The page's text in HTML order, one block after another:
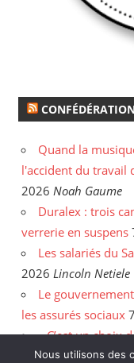
Quand la
l'accident du travail
2026 Noah Gaume
Duralex : trois
verrerie en suspens
Les salariés du
2026 Lincoln Netiele
Le
les assurés sociaux
« C’est un choix
les postiers
Nous utilisons des